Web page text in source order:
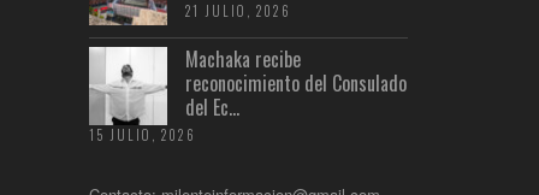
21 JULIO, 2026
Machaka recibe
reconocimiento del Consulado
del Ec...
15 JULIO, 2026